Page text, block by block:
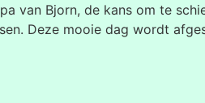
van Bjorn, de kans om te
Deze mooie dag wordt